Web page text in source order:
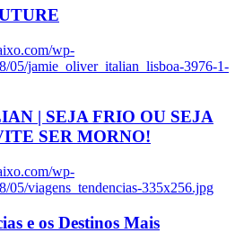
wp-
05/jamie_oliver_italian_lisboa-3976-1-
| SEJA FRIO OU SEJA
SER MORNO!
wp-
05/viagens_tendencias-335x256.jpg
e os Destinos Mais